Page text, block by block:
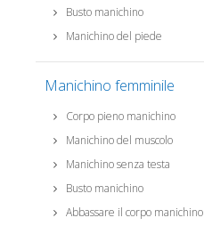
Busto manichino
Manichino del piede
Manichino femminile
Corpo pieno manichino
Manichino del muscolo
Manichino senza testa
Busto manichino
Abbassare il corpo manichino